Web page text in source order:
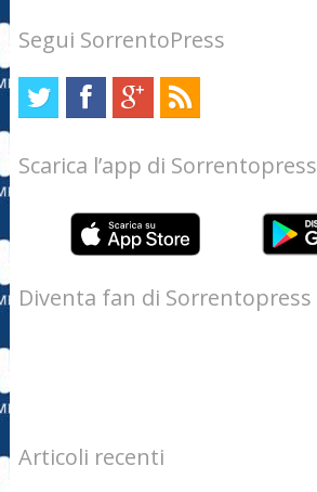
Segui SorrentoPress
Scarica l’app di Sorrentopress
Diventa fan di Sorrentopress
Articoli recenti